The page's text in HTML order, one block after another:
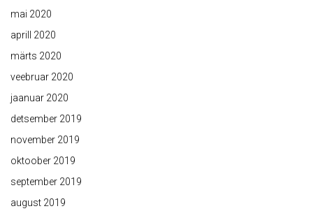
mai 2020
aprill 2020
märts 2020
veebruar 2020
jaanuar 2020
detsember 2019
november 2019
oktoober 2019
september 2019
august 2019